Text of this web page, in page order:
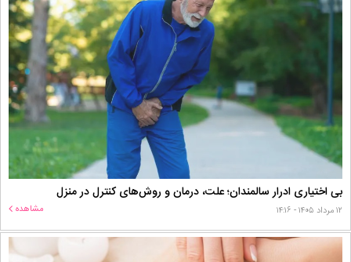
بی اختیاری ادرار سالمندان؛ علت، درمان و روش‌های کنترل در منزل
۱۲ مرداد ۱۴۰۵ - ۱۴:۱۶ مشاهده